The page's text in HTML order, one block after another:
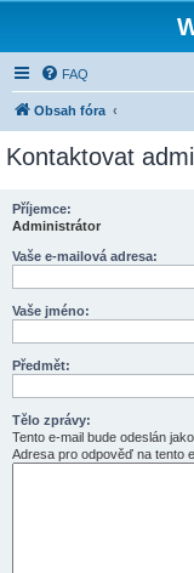
FAQ
Obsah fóra
Kontaktovat
Příjemce:
Administrátor
Vaše e-mailová adresa:
Vaše jméno:
Předmět:
Tělo zprávy:
Tento e-mail bude odeslán
Adresa pro odpověď na tento